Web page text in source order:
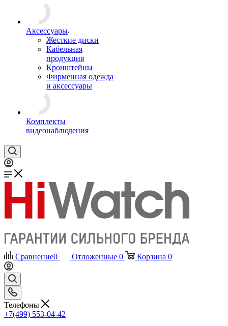
Аксессуары
Жесткие диски
Кабельная
продукция
Кронштейны
Фирменная одежда
и аксессуары
Комплекты
видеонаблюдения
Сравнение0 Отложенные 0 Корзина 0
Телефоны
+7(499) 553-04-42